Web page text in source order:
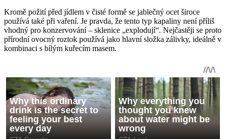
Kromě požití před jídlem v čisté formě se jablečný ocet široce
používá také při vaření. Je pravda, že tento typ kapaliny není příliš
vhodný pro konzervování – sklenice „explodují“. Nejčastěji se proto
přírodní ovocný roztok používá jako hlavní složka zálivky, ideálně v
kombinaci s bílým kuřecím masem.